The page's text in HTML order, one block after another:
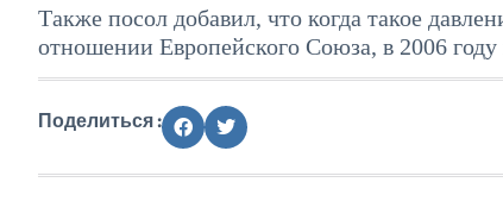
Также посол добавил, что когда такое
отношении Европейского Союза, в 2006 году
Поделиться :